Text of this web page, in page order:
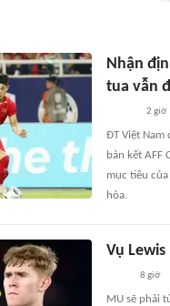
Nhận
tua vẫn
2 giờ
ĐT Việt Nam
bán kết AFF
mục tiêu
hòa.
Vụ
8 giờ
MU sẽ phải